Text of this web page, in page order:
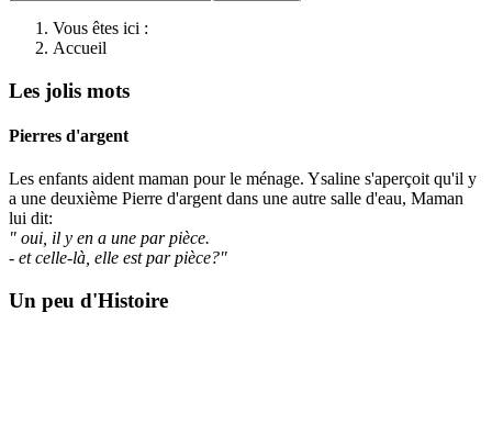
Vous êtes ici :
Accueil
Les jolis mots
Pierres d'argent
Les enfants aident maman pour le ménage. Ysaline s'aperçoit qu'il y
a une deuxième Pierre d'argent dans une autre salle d'eau, Maman
lui dit:
" oui, il y en a une par pièce.
- et celle-là, elle est par pièce?"
Un peu d'Histoire